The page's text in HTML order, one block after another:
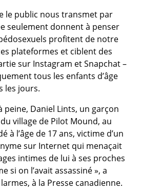
le public nous transmet par
seulement donnent à penser
profitent de notre
plateformes et ciblent des
sur Instagram et Snapchat –
tous les enfants d’âge
les jours.
peine, Daniel Lints, un garçon
village de Pilot Mound, au
à l’âge de 17 ans, victime d’un
sur Internet qui menaçait
intimes de lui à ses proches
si on l’avait assassiné », a
à la Presse canadienne.